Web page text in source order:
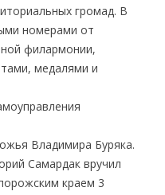
громад. В
номерами от
филармонии,
медалями и
Владимира Буряка.
Самардак вручил
краем 3